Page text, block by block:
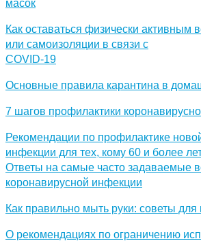
масок
Как оставаться физически активным
или самоизоляции в связи с
COVID-19
Основные правила карантина в
7 шагов профилактики
Рекомендации по профилактике
инфекции для тех, кому 60 и более
Ответы на самые часто задаваемые
коронавирусной инфекции
Как правильно мыть руки: советы для
О рекомендациях по ограничению